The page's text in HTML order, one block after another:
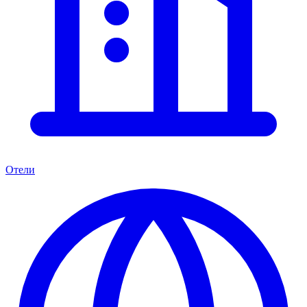
Отели